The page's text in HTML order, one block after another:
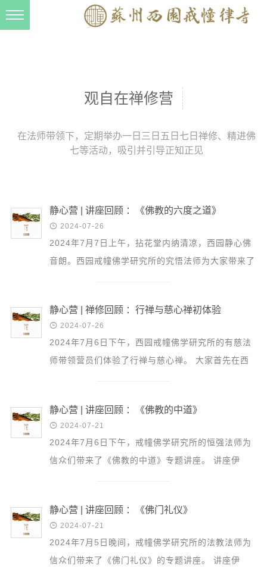
交流往来
三风建设
寺院管理
道风建设
法音宣流
助印功德
弘法活动
西园法讯
义工家园
观世音热线
菩提静修营
观自在禅修营
学报论集
信息公告
戒幢论坛
观自在禅修营
在法师带领下，定期举办一日三日五日七日禅修、精进佛
七等活动，吸引并引导正知正见
静心营 | 讲座回顾 ：《佛教的六度之道》
 2024-07-26
2024年7月7日上午，拈花堂内纳清凉，西园静心佛
音朗。西园戒幢佛学研究所的究悟法师为大家带来了
静心营 | 禅修回顾 ：行禅与慈心禅初体验
 2024-07-26
2024年7月6日下午，西园戒幢佛学研究所的有慈法
师带领营员们体验了行禅与慈心禅。 大家首先在西
静心营 | 讲座回顾 ：《佛教的中道》
 2024-07-21
2024年7月6日下午，戒幢佛学研究所的恒强法师为
信众们带来了《佛教的中道》专题讲座。 讲座伊
静心营 | 讲座回顾 ：《佛门礼仪》
 2024-07-21
2024年7月5日晚间，戒幢佛学研究所的法教法师为
信众们带来了《佛门礼仪》的专题讲座。 讲座伊